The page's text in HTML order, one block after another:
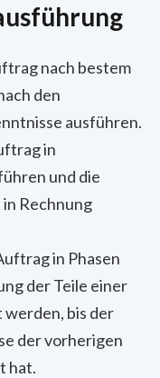
nach bestem
den
ausführen.
in
und die
Rechnung
in Phasen
der Teile einer
werden, bis der
der vorherigen
hat.